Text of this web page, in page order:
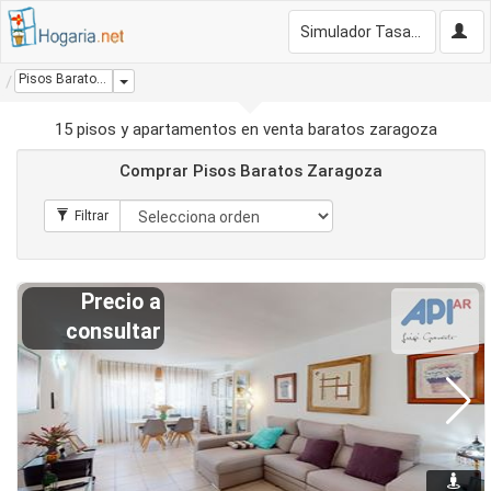
Pisos Baratos Zaragoza Dropdown
15 pisos y apartamentos en venta baratos zaragoza
Comprar Pisos Baratos Zaragoza
Precio a
consultar